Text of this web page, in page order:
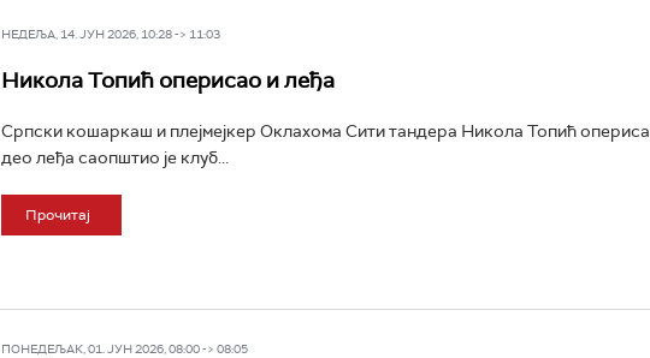
НЕДЕЉА, 14. ЈУН 2026, 10:28 -> 11:03
Никола Топић оперисао и леђа
Српски кошаркаш и плејмејкер Оклахома Сити тандера Никола Топић
део леђа саопштио је клуб...
Прочитај
ПОНЕДЕЉАК, 01. ЈУН 2026, 08:00 -> 08:05